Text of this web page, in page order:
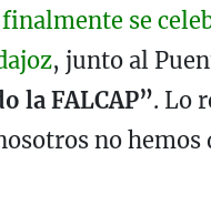
se
, junto al
la FALCAP”. Lo
no hemos